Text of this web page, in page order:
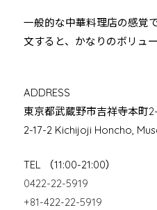
一般的な中華料理店の感覚
文すると、かなりのボリュ
ADDRESS
東京都武蔵野市吉祥寺本町
2-17-2 Kichijoji Honcho,
TEL （11:00-21:00）
0422-22-5919
+81-422-22-5919